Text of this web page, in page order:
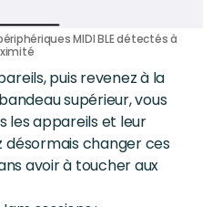
MIDI BLE détectés à
puis revenez à la
supérieur, vous
les appareils et leur
désormais changer ces
avoir à toucher aux